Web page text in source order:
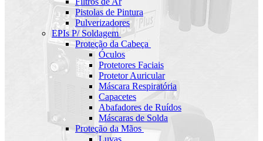
Pistolas de Pintura
Pulverizadores
EPIs P/ Soldagem
Proteção da Cabeça
Óculos
Protetores Faciais
Protetor Auricular
Máscara Respiratória
Capacetes
Abafadores de Ruídos
Máscaras de Solda
Proteção da Mãos